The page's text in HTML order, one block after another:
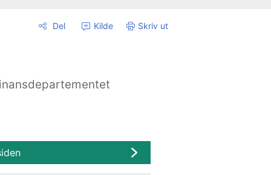
Del Kilde Skriv ut